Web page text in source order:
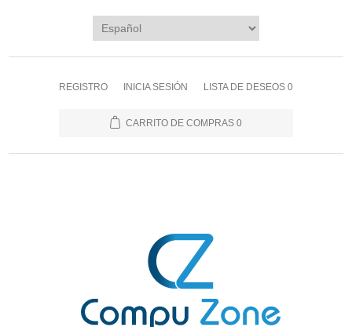
REGISTRO INICIA SESIÓN LISTA DE DESEOS 0
CARRITO DE COMPRAS 0